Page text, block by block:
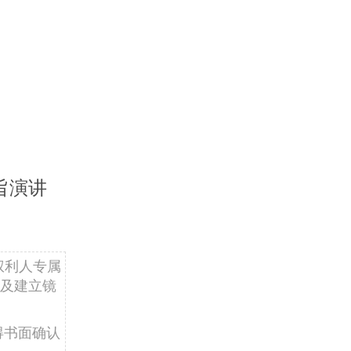
演讲
人专属
建立镜
面确认